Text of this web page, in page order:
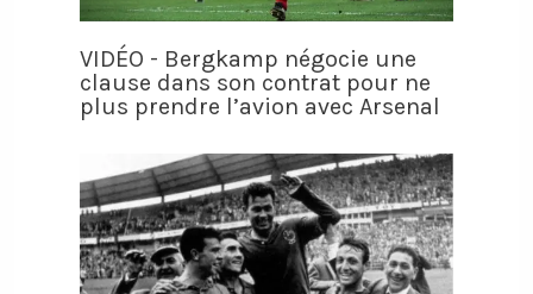
VIDÉO - Bergkamp négocie une
clause dans son contrat pour ne
plus prendre l’avion avec Arsenal